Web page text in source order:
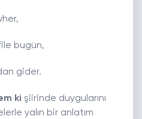
bugün,
gider.
ki şiirinde duygularını
yalın bir anlatım